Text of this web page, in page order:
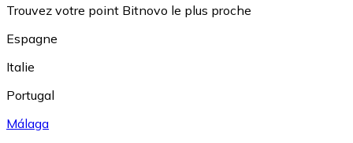
Trouvez votre point Bitnovo le plus proche
Espagne
Italie
Portugal
Málaga